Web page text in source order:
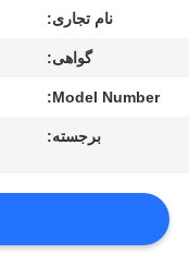
تماس
بگیرید
نام تجاری:
گواهی:
Model Number:
برجسته: